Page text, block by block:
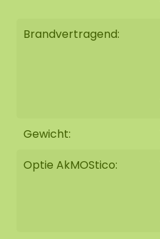
Brandvertragend:
Gewicht:
Optie AkMOStico: